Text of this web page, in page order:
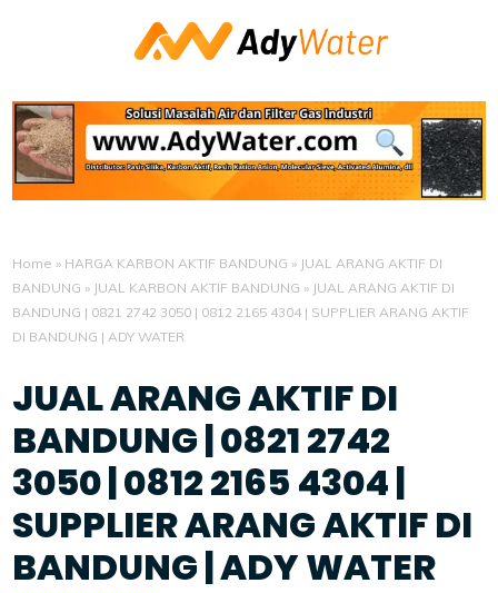
Home » HARGA KARBON AKTIF BANDUNG » JUAL ARANG AKTIF DI
BANDUNG » JUAL KARBON AKTIF BANDUNG » JUAL ARANG AKTIF DI
BANDUNG | 0821 2742 3050 | 0812 2165 4304 | SUPPLIER ARANG AKTIF
DI BANDUNG | ADY WATER
JUAL ARANG AKTIF DI
BANDUNG | 0821 2742
3050 | 0812 2165 4304 |
SUPPLIER ARANG AKTIF DI
BANDUNG | ADY WATER